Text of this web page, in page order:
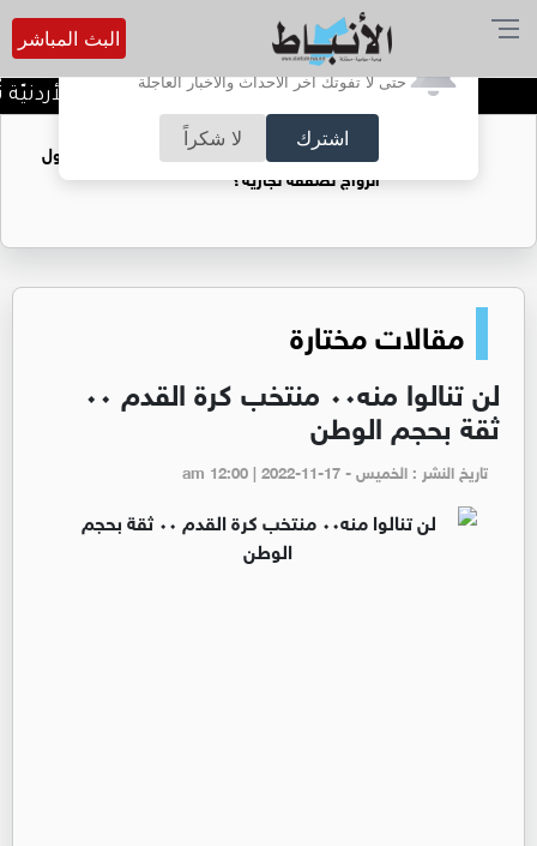
أترغب في تفعيل الإشعارات؟
حتى لا تفوتك آخر الأحداث والأخبار العاجلة
اشترك لا شكراً
البث المباشر
كلّيّة الحقوق في الجامعة الأردنيّة تُواصل
فتيات يستغللنه لتحقيق مكاسب مادية.. هل تحول
الزواج لصفقة تجارية؟
مقالات مختارة
لن تنالوا منه٠٠ منتخب كرة القدم ٠٠
ثقة بحجم الوطن
تاريخ النشر : الخميس - am 12:00 | 2022-11-17